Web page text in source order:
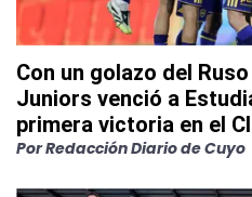
Con un golazo del
Juniors venció a
primera victoria en el
PorRedacción Diario de Cuyo